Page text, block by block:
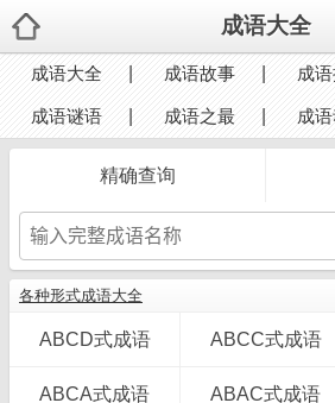
成语大全
成语大全 成语故事 成
成语谜语 成语之最 成
精确查询
各种形式成语大全
ABCD式成语 ABCC式成语
ABCA式成语 ABAC式成语